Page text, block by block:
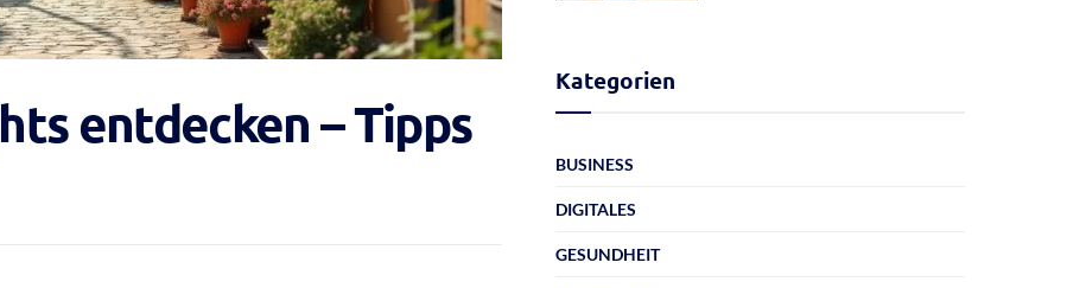
entdecken – Tipps
Kategorien
BUSINESS
DIGITALES
GESUNDHEIT